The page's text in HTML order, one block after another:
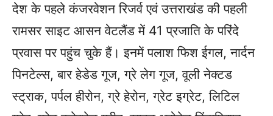
देश के पहले कंजरवेशन रिजर्व एवं उत्तराखंड की पहली
रामसर साइट आसन वेटलैंड में 41 प्रजाति के परिंदे
प्रवास पर पहुंच चुके हैं। इनमें पलाश फिश ईगल, नार्दन
पिनटेल्स, बार हेडेड गूज, ग्रे लेग गूज, वूली नेक्टड
स्ट्राक, पर्पल हीरोन, ग्रे हेरोन, ग्रेट इग्रेट, लिटिल